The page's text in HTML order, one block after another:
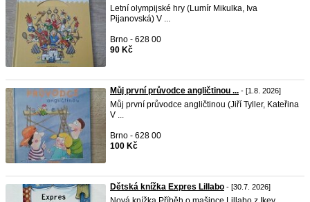
Letní olympijské hry (Lumír Mikulka, Iva
Pijanovská) V ...
Brno - 628 00
90 Kč
Můj první průvodce angličtinou ... - [1.8. 2026]
Můj první průvodce angličtinou (Jiří Tyller, Kateřina
V ...
Brno - 628 00
100 Kč
Dětská knížka Expres Lillabo - [30.7. 2026]